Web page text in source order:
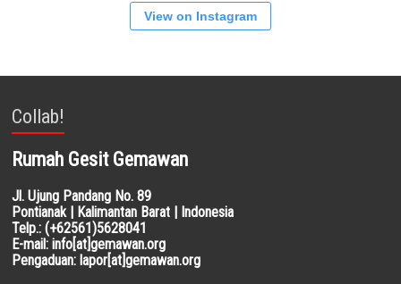
View on Instagram
Collab!
Rumah Gesit Gemawan
Jl. Ujung Pandang No. 89
Pontianak | Kalimantan Barat | Indonesia
Telp.: (+62561)5628041
E-mail: info[at]gemawan.org
Pengaduan: lapor[at]gemawan.org